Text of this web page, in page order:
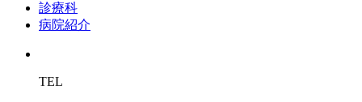
診療科
病院紹介
TEL